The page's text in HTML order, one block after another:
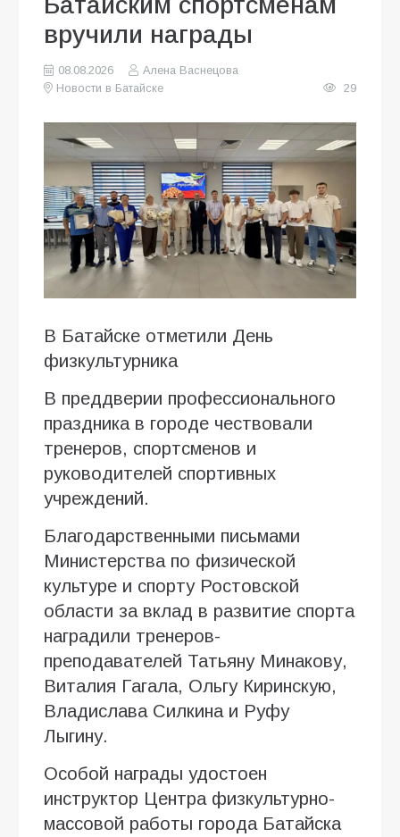
вручили награды
08.08.2026
Алена Васнецова
Новости в Батайске
29
В Батайске отметили День
физкультурника
В преддверии профессионального
праздника в городе чествовали
тренеров, спортсменов и
руководителей спортивных
учреждений.
Благодарственными письмами
Министерства по физической
культуре и спорту Ростовской
области за вклад в развитие спорта
наградили тренеров-
преподавателей Татьяну Минакову,
Виталия Гагала, Ольгу Киринскую,
Владислава Силкина и Руфу
Лыгину.
Особой награды удостоен
инструктор Центра физкультурно-
массовой работы города Батайска